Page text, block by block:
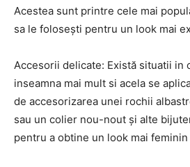
Acestea sunt printre cele mai
sa le folosești pentru un look mai
Accesorii delicate: Există situatii in
inseamna mai mult si acela se
de accesorizarea unei rochii
sau un colier nou-nout și alte
pentru a obtine un look mai